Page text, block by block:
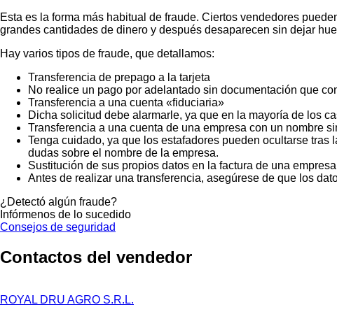
Esta es la forma más habitual de fraude. Ciertos vendedores
grandes cantidades de dinero y después desaparecen sin dejar
Hay varios tipos de fraude, que detallamos:
Transferencia de prepago a la tarjeta
No realice un pago por adelantado sin documentación que
Transferencia a una cuenta «fiduciaria»
Dicha solicitud debe alarmarle, ya que en la mayoría de los
Transferencia a una cuenta de una empresa con un nombre
Tenga cuidado, ya que los estafadores pueden ocultarse
dudas sobre el nombre de la empresa.
Sustitución de sus propios datos en la factura de una empresa
Antes de realizar una transferencia, asegúrese de que los
¿Detectó algún fraude?
Infórmenos de lo sucedido
Consejos de seguridad
Contactos del vendedor
ROYAL DRU AGRO S.R.L.